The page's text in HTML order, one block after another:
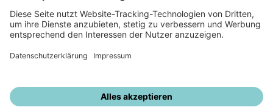
Unsere weiteren Angebote
IBC SOLAR Webseite